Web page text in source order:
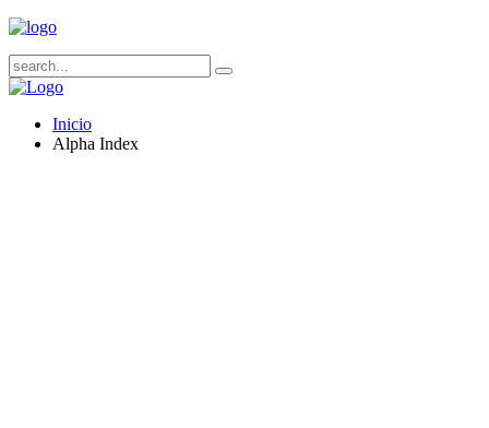
Inicio
Alpha Index